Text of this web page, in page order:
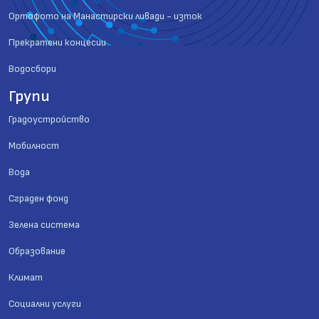
Ортофото на Манастирски ливади - изток
Прекратени концесии
Водосбори
Групи
Градоустройство
Мобилност
Вода
Сграден фонд
Зелена система
Образование
Климат
Социални услуги